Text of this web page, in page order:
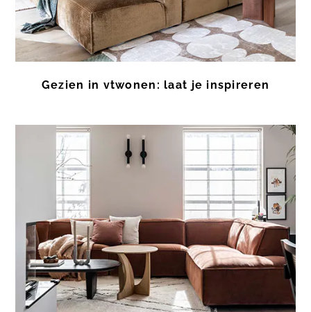
Gezien in vtwonen: laat je inspireren